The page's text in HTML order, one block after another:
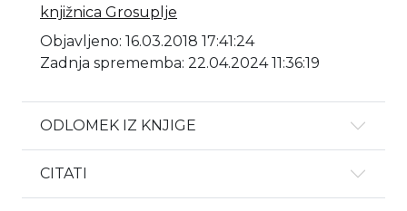
knjižnica Grosuplje
Objavljeno: 16.03.2018 17:41:24
Zadnja sprememba: 22.04.2024 11:36:19
ODLOMEK IZ KNJIGE
CITATI